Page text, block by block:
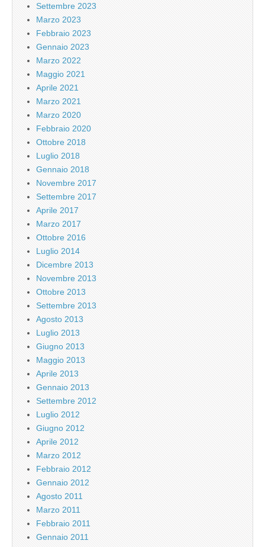
Settembre 2023
Marzo 2023
Febbraio 2023
Gennaio 2023
Marzo 2022
Maggio 2021
Aprile 2021
Marzo 2021
Marzo 2020
Febbraio 2020
Ottobre 2018
Luglio 2018
Gennaio 2018
Novembre 2017
Settembre 2017
Aprile 2017
Marzo 2017
Ottobre 2016
Luglio 2014
Dicembre 2013
Novembre 2013
Ottobre 2013
Settembre 2013
Agosto 2013
Luglio 2013
Giugno 2013
Maggio 2013
Aprile 2013
Gennaio 2013
Settembre 2012
Luglio 2012
Giugno 2012
Aprile 2012
Marzo 2012
Febbraio 2012
Gennaio 2012
Agosto 2011
Marzo 2011
Febbraio 2011
Gennaio 2011